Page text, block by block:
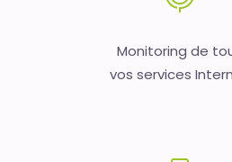
Monitoring de
vos services